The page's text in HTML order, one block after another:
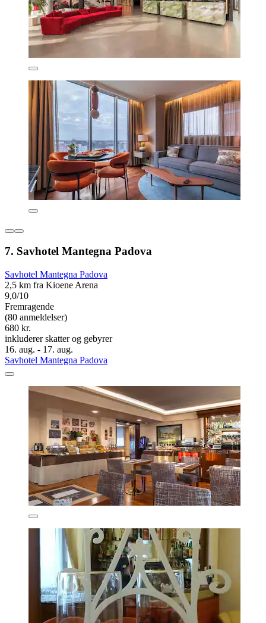
7. Savhotel Mantegna Padova
Savhotel Mantegna Padova
2,5 km fra Kioene Arena
9,0/10
Fremragende
(80 anmeldelser)
680 kr.
inkluderer skatter og gebyrer
16. aug. - 17. aug.
Savhotel Mantegna Padova